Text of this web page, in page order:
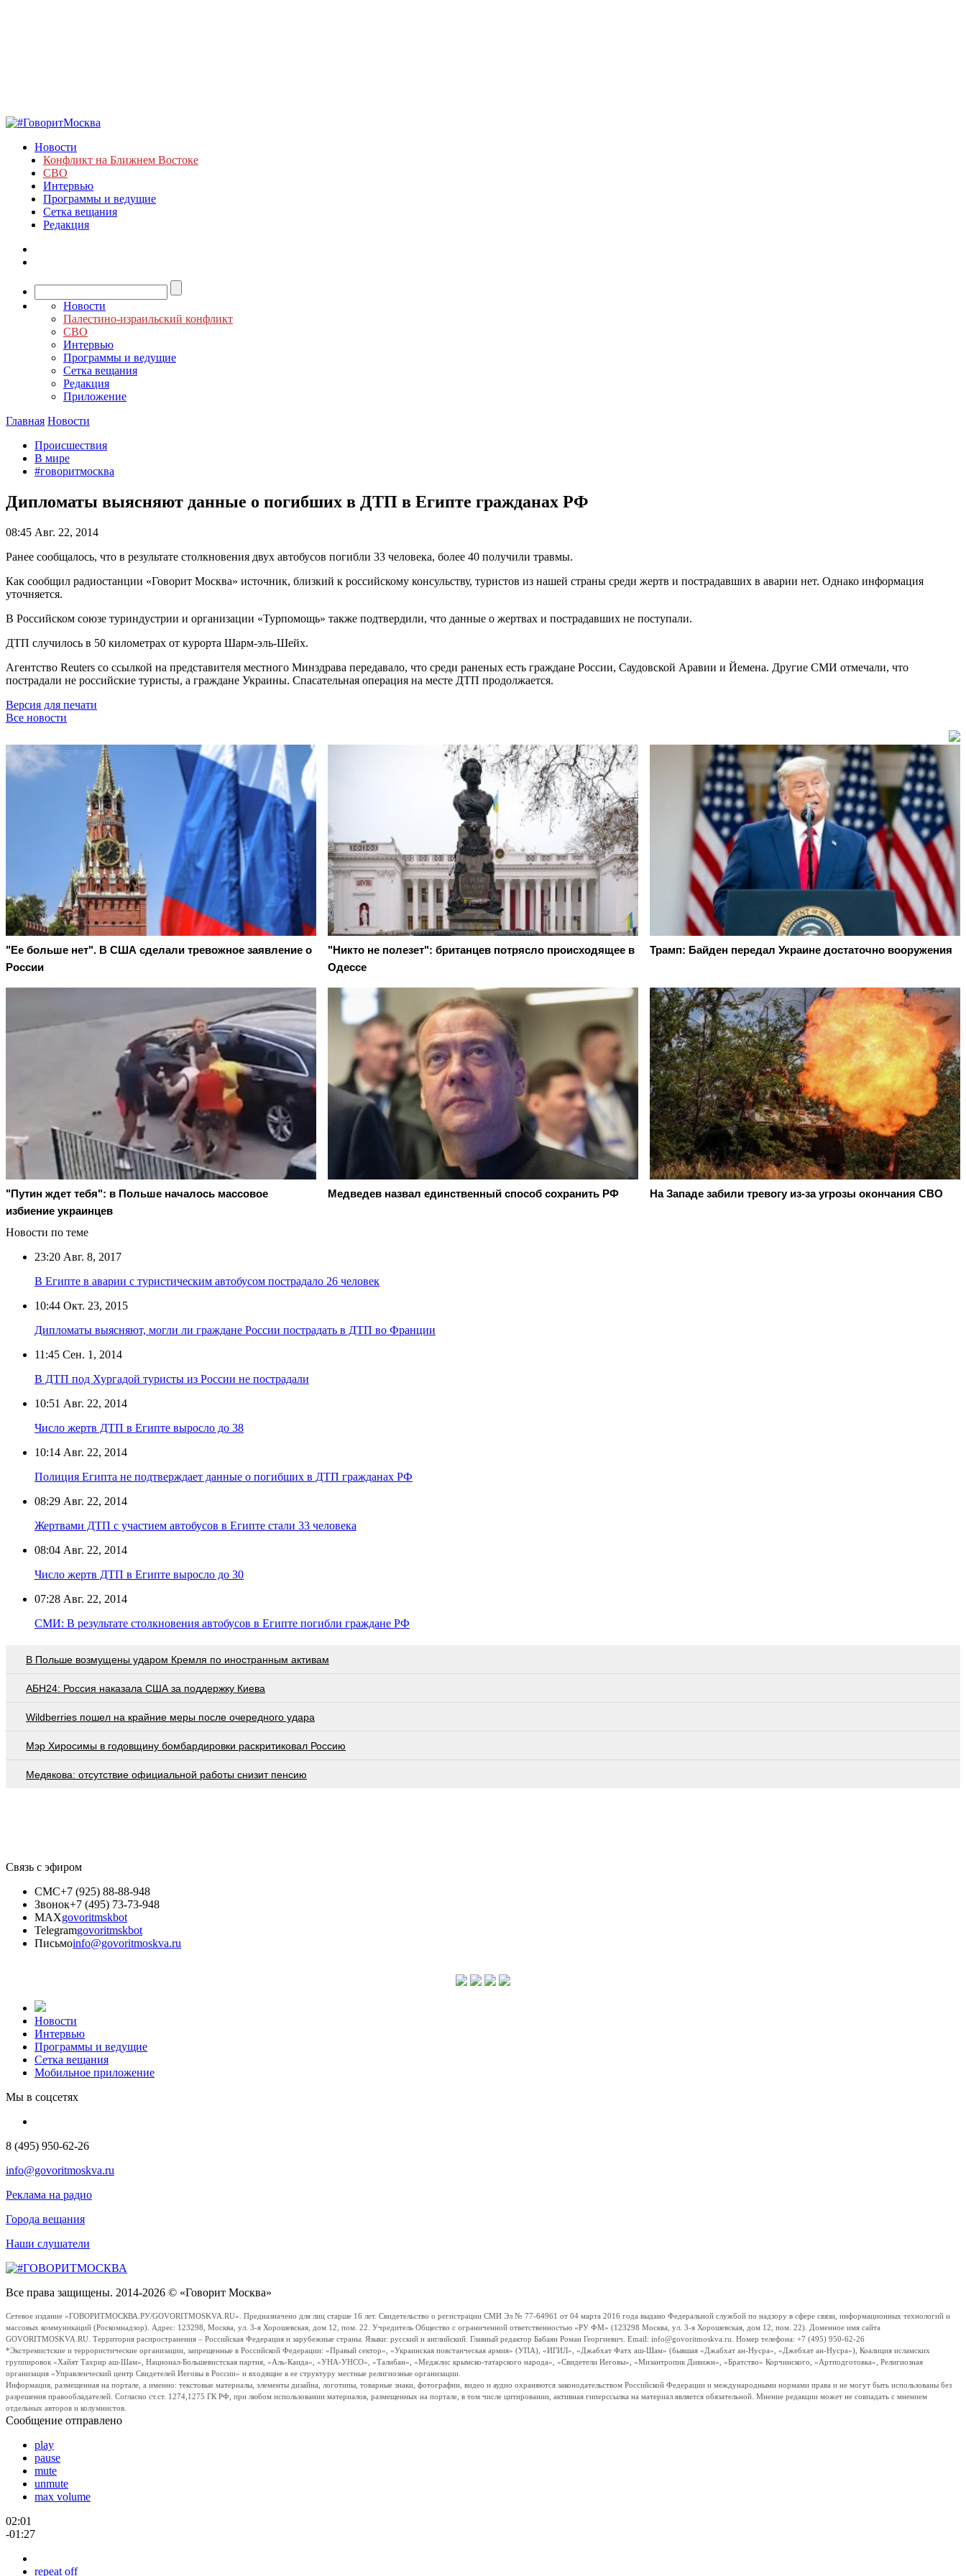
Новости
Конфликт на Ближнем Востоке
СВО
Интервью
Программы и ведущие
Сетка вещания
Редакция
Новости
Палестино-израильский конфликт
СВО
Интервью
Программы и ведущие
Сетка вещания
Редакция
Приложение
Главная Новости
Происшествия
В мире
#говоритмосква
Дипломаты выясняют данные о погибших в ДТП в Египте гражданах РФ
08:45 Авг. 22, 2014
Ранее сообщалось, что в результате столкновения двух автобусов погибли 33 человека, более 40 получили травмы.
Как сообщил радиостанции «Говорит Москва» источник, близкий к российскому консульству, туристов из нашей страны среди жертв и пострадавших в аварии нет. Однако информация
уточняется.
В Российском союзе туриндустрии и организации «Турпомощь» также подтвердили, что данные о жертвах и пострадавших не поступали.
ДТП случилось в 50 километрах от курорта Шарм-эль-Шейх.
Агентство Reuters со ссылкой на представителя местного Минздрава передавало, что среди раненых есть граждане России, Саудовской Аравии и Йемена. Другие СМИ отмечали, что
пострадали не российские туристы, а граждане Украины. Спасательная операция на месте ДТП продолжается.
Версия для печати
Все новости
"Ее больше нет". В США сделали тревожное заявление о
России
"Никто не полезет": британцев потрясло происходящее в
Одессе
Трамп: Байден передал Украине достаточно вооружения
"Путин ждет тебя": в Польше началось массовое
избиение украинцев
Медведев назвал единственный способ сохранить РФ На Западе забили тревогу из-за угрозы окончания СВО
Новости по теме
23:20 Авг. 8, 2017
В Египте в аварии с туристическим автобусом пострадало 26 человек
10:44 Окт. 23, 2015
Дипломаты выясняют, могли ли граждане России пострадать в ДТП во Франции
11:45 Сен. 1, 2014
В ДТП под Хургадой туристы из России не пострадали
10:51 Авг. 22, 2014
Число жертв ДТП в Египте выросло до 38
10:14 Авг. 22, 2014
Полиция Египта не подтверждает данные о погибших в ДТП гражданах РФ
08:29 Авг. 22, 2014
Жертвами ДТП с участием автобусов в Египте стали 33 человека
08:04 Авг. 22, 2014
Число жертв ДТП в Египте выросло до 30
07:28 Авг. 22, 2014
СМИ: В результате столкновения автобусов в Египте погибли граждане РФ
В Польше возмущены ударом Кремля по иностранным активам
АБН24: Россия наказала США за поддержку Киева
Wildberries пошел на крайние меры после очередного удара
Мэр Хиросимы в годовщину бомбардировки раскритиковал Россию
Медякова: отсутствие официальной работы снизит пенсию
Связь с эфиром
СМС+7 (925) 88-88-948
Звонок+7 (495) 73-73-948
MAXgovoritmskbot
Telegramgovoritmskbot
Письмоinfo@govoritmoskva.ru
Новости
Интервью
Программы и ведущие
Сетка вещания
Мобильное приложение
Мы в соцсетях
8 (495) 950-62-26
info@govoritmoskva.ru
Реклама на радио
Города вещания
Наши слушатели
Все права защищены. 2014-2026 © «Говорит Москва»
Сетевое издание «ГОВОРИТМОСКВА.РУ/GOVORITMOSKVA.RU». Предназначено для лиц старше 16 лет. Свидетельство о регистрации СМИ Эл № 77-64961 от 04 марта 2016 года выдано Федеральной службой по надзору в сфере связи, информационных технологий и
массовых коммуникаций (Роскомнадзор). Адрес: 123298, Москва, ул. 3-я Хорошевская, дом 12, пом. 22. Учредитель Общество с ограниченной ответственностью «РУ ФМ» (123298 Москва, ул. 3-я Хорошевская, дом 12, пом. 22). Доменное имя сайта
GOVORITMOSKVA.RU. Территория распространения – Российская Федерация и зарубежные страны. Языки: русский и английский. Главный редактор Бабаян Роман Георгиевич. Email: info@govoritmoskva.ru. Номер телефона: +7 (495) 950-62-26
*Экстремистские и террористические организации, запрещенные в Российской Федерации: «Правый сектор», «Украинская повстанческая армия» (УПА), «ИГИЛ», «Джабхат Фатх аш-Шам» (бывшая «Джабхат ан-Нусра», «Джебхат ан-Нусра»), Коалиция исламских
группировок «Хайят Тахрир аш-Шам», Национал-Большевистская партия, «Аль-Каида», «УНА-УНСО», «Талибан», «Меджлис крымско-татарского народа», «Свидетели Иеговы», «Мизантропик Дивижн», «Братство» Корчинского, «Артподготовка», Религиозная
организация «Управленческий центр Свидетелей Иеговы в России» и входящие в ее структуру местные религиозные организации.
Информация, размещенная на портале, а именно: текстовые материалы, элементы дизайна, логотипы, товарные знаки, фотографии, видео и аудио охраняются законодательством Российской Федерации и международными нормами права и не могут быть использованы без
разрешения правообладателей. Согласно ст.ст. 1274,1275 ГК РФ, при любом использовании материалов, размещенных на портале, в том числе цитировании, активная гиперссылка на материал является обязательной. Мнение редакции может не совпадать с мнением
отдельных авторов и колумнистов.
Сообщение отправлено
play
pause
mute
unmute
max volume
02:01
-01:27
repeat off